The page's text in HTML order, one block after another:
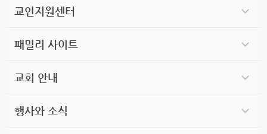
교인지원센터
패밀리 사이트
교회 안내
행사와 소식